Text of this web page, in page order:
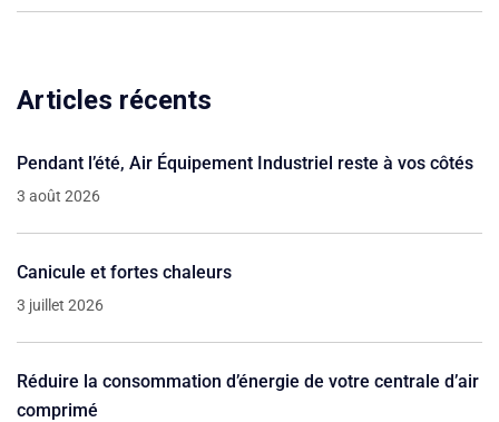
Articles récents
Pendant l’été, Air Équipement Industriel reste à vos côtés
3 août 2026
Canicule et fortes chaleurs
3 juillet 2026
Réduire la consommation d’énergie de votre centrale d’air
comprimé